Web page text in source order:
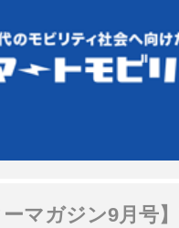
ーマガジン9月号